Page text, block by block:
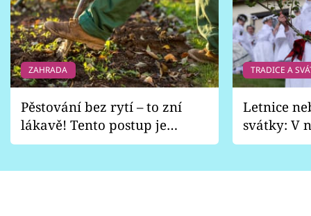
ZAHRADA
Pěstování bez rytí – to zní
lákavě! Tento postup je
vhodný jen pro některé
TRADICE A
Letnice
svátky: V
pondělí